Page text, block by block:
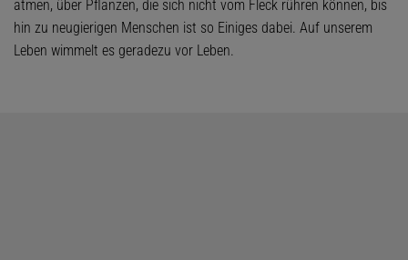
atmen, über Pflanzen, die sich nicht vom Fleck rühren können, bis
hin zu neugierigen Menschen ist so Einiges dabei. Auf unserem
Leben wimmelt es geradezu vor Leben.